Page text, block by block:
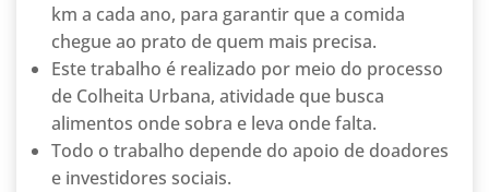
km a cada ano, para garantir que a comida
chegue ao prato de quem mais precisa.
Este trabalho é realizado por meio do processo
de Colheita Urbana, atividade que busca
alimentos onde sobra e leva onde falta.
Todo o trabalho depende do apoio de doadores
e investidores sociais.